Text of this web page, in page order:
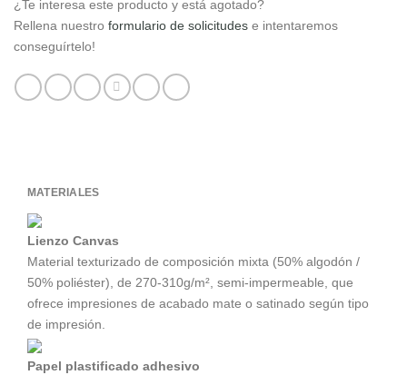
¿Te interesa este producto y está agotado?
Rellena nuestro formulario de solicitudes e intentaremos
conseguírtelo!
MATERIALES
Lienzo Canvas
Material texturizado de composición mixta (50% algodón /
50% poliéster), de 270-310g/m², semi-impermeable, que
ofrece impresiones de acabado mate o satinado según tipo
de impresión.
Papel plastificado adhesivo